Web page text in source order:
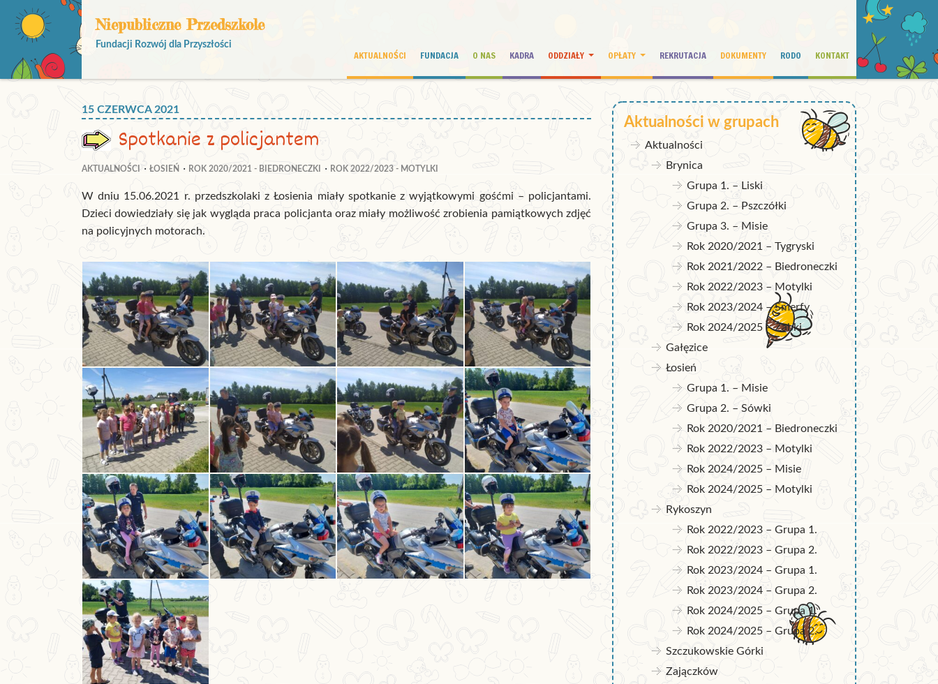
Niepubliczne Przedszkole
Fundacji Rozwój dla Przyszłości
AKTUALNOŚCI FUNDACJA O NAS KADRA ODDZIAŁY OPŁATY REKRUTACJA DOKUMENTY RODO KONTAKT
15 CZERWCA 2021
Spotkanie z policjantem
AKTUALNOŚCI ŁOSIEŃ ROK 2020/2021 - BIEDRONECZKI ROK 2022/2023 - MOTYLKI
W dniu 15.06.2021 r. przedszkolaki z Łosienia miały spotkanie z wyjątkowymi gośćmi – policjantami.
Dzieci dowiedziały się jak wygląda praca policjanta oraz miały możliwość zrobienia pamiątkowych zdjęć
na policyjnych motorach.
Aktualności w grupach
Aktualności
Brynica
Grupa 1. – Liski
Grupa 2. – Pszczółki
Grupa 3. – Misie
Rok 2020/2021 – Tygryski
Rok 2021/2022 – Biedroneczki
Rok 2022/2023 – Motylki
Rok 2023/2024 – Smerfy
Rok 2024/2025 – Żabki
Gałęzice
Łosień
Grupa 1. – Misie
Grupa 2. – Sówki
Rok 2020/2021 – Biedroneczki
Rok 2022/2023 – Motylki
Rok 2024/2025 – Misie
Rok 2024/2025 – Motylki
Rykoszyn
Rok 2022/2023 – Grupa 1.
Rok 2022/2023 – Grupa 2.
Rok 2023/2024 – Grupa 1.
Rok 2023/2024 – Grupa 2.
Rok 2024/2025 – Grupa 1.
Rok 2024/2025 – Grupa 2.
Szczukowskie Górki
Zajączków